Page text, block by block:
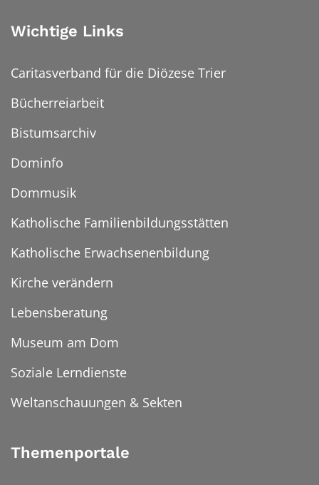
Wichtige Links
Caritasverband für die Diözese Trier
Bücherreiarbeit
Bistumsarchiv
Dominfo
Dommusik
Katholische Familienbildungsstätten
Katholische Erwachsenenbildung
Kirche verändern
Lebensberatung
Museum am Dom
Soziale Lerndienste
Weltanschauungen & Sekten
Themenportale